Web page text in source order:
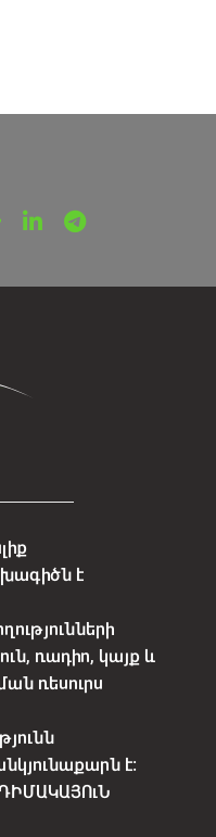
է
ռադիո, կայք և
ռեսուրս
է: